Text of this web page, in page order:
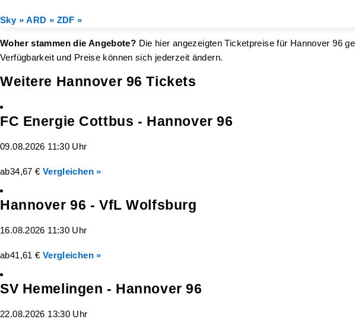
Sky » ARD » ZDF »
Woher stammen die Angebote? Die hier angezeigten Ticketpreise für Hannover 96
Verfügbarkeit und Preise können sich jederzeit ändern.
Weitere Hannover 96 Tickets
FC Energie Cottbus - Hannover 96
09.08.2026 11:30 Uhr
ab34,67 € Vergleichen »
Hannover 96 - VfL Wolfsburg
16.08.2026 11:30 Uhr
ab41,61 € Vergleichen »
SV Hemelingen - Hannover 96
22.08.2026 13:30 Uhr